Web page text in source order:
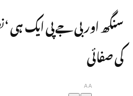
سنگھ اور بی جے پی ایک ہی
کی صفائی
AA